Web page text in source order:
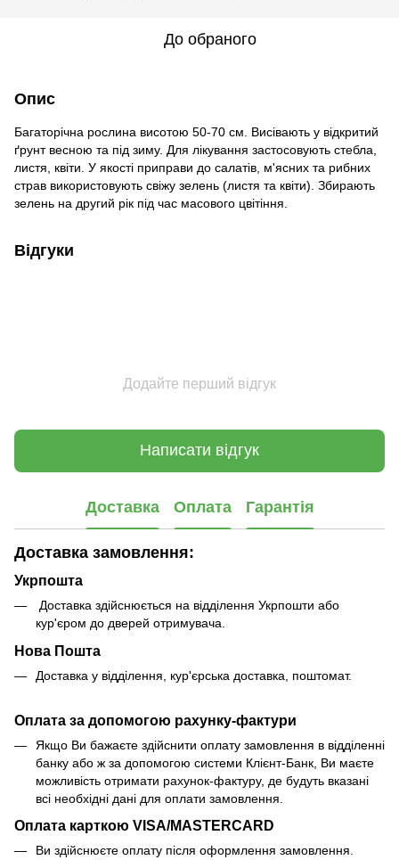
До обраного
Опис
Багаторічна рослина висотою 50-70 см. Висівають у відкритий
ґрунт весною та під зиму. Для лікування за­стосовують стебла,
листя, квіти. У якості приправи до салатів, м'ясних та рибних
страв використовують свіжу зелень (листя та квіти). Збирають
зелень на другий рік під час масового цвітіння.
Відгуки
Додайте перший відгук
Написати відгук
Доставка Оплата Гарантія
Доставка замовлення:
Укрпошта
Доставка здійснюється на відділення Укрпошти або
кур'єром до дверей отримувача.
Нова Пошта
Доставка у відділення, кур'єрська доставка, поштомат.
Оплата за допомогою рахунку-фактури
Якщо Ви бажаєте здійснити оплату замовлення в відділенні
банку або ж за допомогою системи Клієнт-Банк, Ви маєте
можливість отримати рахунок-фактуру, де будуть вказані
всі необхідні дані для оплати замовлення.
Оплата карткою VISA/MASTERCARD
Ви здійснюєте оплату після оформлення замовлення.